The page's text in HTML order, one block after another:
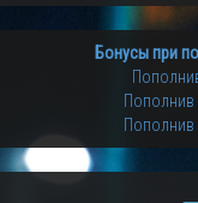
Бонусы при
Пополнив
Пополнив